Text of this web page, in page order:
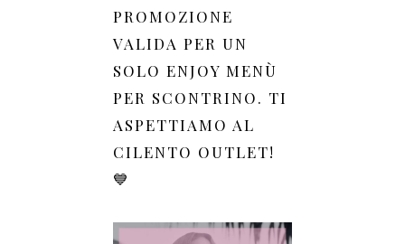
PROMOZIONE
VALIDA PER UN
SOLO ENJOY MENÙ
PER SCONTRINO. TI
ASPETTIAMO AL
CILENTO OUTLET!
💙